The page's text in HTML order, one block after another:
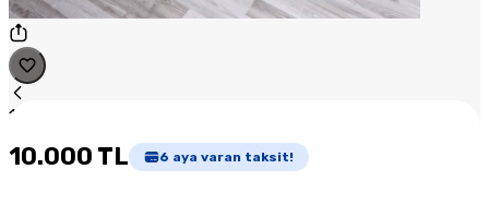
1
10.000 TL 6 aya varan taksit!